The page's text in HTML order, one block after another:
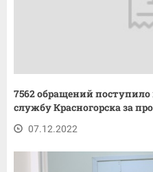
7562 обращений
службу Красногорска за
07.12.2022